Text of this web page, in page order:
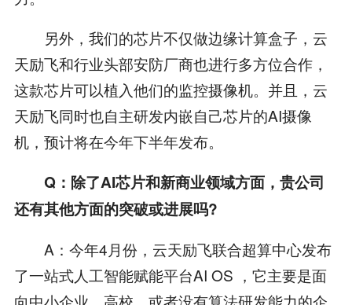
另外，我们的芯片不仅做边缘计算盒子，云
天励飞和行业头部安防厂商也进行多方位合作，
这款芯片可以植入他们的监控摄像机。并且，云
天励飞同时也自主研发内嵌自己芯片的AI摄像
机，预计将在今年下半年发布。
Q：除了AI芯片和新商业领域方面，贵公司
还有其他方面的突破或进展吗?
A：今年4月份，云天励飞联合超算中心发布
了一站式人工智能赋能平台AI OS ，它主要是面
向中小企业、高校，或者没有算法研发能力的企